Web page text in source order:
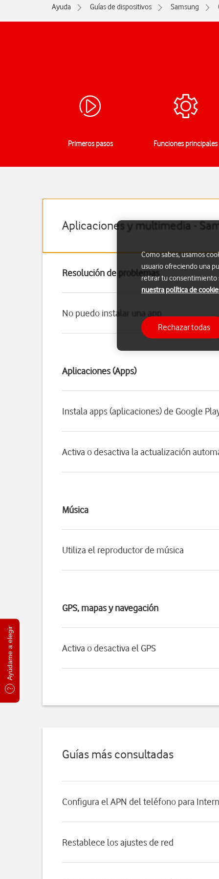
Ayúdame a elegir
Ayuda Guías de dispositivos Samsung
Primeros pasos Funciones principales
Aplicaciones y multimedia -
Resolución de problemas
No puedo instalar una app
Aplicaciones (Apps)
Instala apps (aplicaciones) de Google
Activa o desactiva la actualización
Música
Utiliza el reproductor de música
GPS, mapas y navegación
Activa o desactiva el GPS
Guías más consultadas
Configura el APN del teléfono para
Restablece los ajustes de red
Como sabes, usamos
usuario ofreciendo una
retirar tu consentimiento
nuestra política de
Rechazar todas